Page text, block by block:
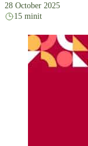
28 October 2025
15 minit